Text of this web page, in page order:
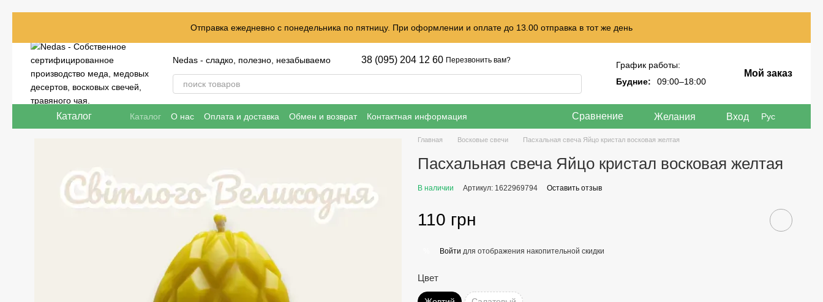
Отправка ежедневно с понедельника по пятницу. При оформлении и оплате до 13.00 отправка в тот же день
Nedas - сладко, полезно, незабываемо 38 (095) 204 12 60 Перезвонить вам?
График работы:
Будние:
09:00–18:00
Мой заказ
Каталог Каталог О нас Оплата и доставка Обмен и возврат
Контактная информация
Отзывы о магазине
Сравнение Желания Вход Рус
Главная Восковые свечи Пасхальная свеча Яйцо кристал восковая желтая
Пасхальная свеча Яйцо кристал восковая желтая
В наличии Артикул: 1622969794 Оставить отзыв
110 грн
Войти для отображения накопительной скидки
Цвет